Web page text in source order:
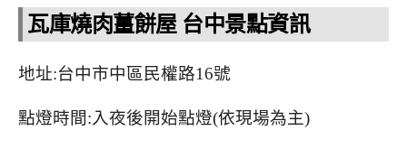
瓦庫燒肉薑餅屋 台中景點資訊
地址:台中市中區民權路16號
點燈時間:入夜後開始點燈(依現場為主)